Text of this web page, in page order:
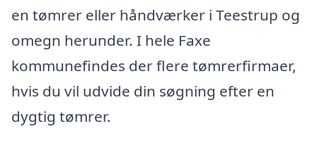
en tømrer eller håndværker i Teestrup og
omegn herunder. I hele Faxe
kommunefindes der flere tømrerfirmaer,
hvis du vil udvide din søgning efter en
dygtig tømrer.